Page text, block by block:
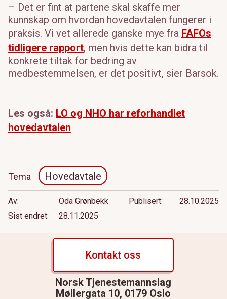
– Det er fint at partene skal skaffe mer
kunnskap om hvordan hovedavtalen fungerer i
praksis. Vi vet allerede ganske mye fra FAFOs
tidligere rapport, men hvis dette kan bidra til
konkrete tiltak for bedring av
medbestemmelsen, er det positivt, sier Barsok.
Les også: LO og NHO har reforhandlet
hovedavtalen
Tema Hovedavtale
Av Oda Grønbekk Publisert
28.10.2025
Sist endret
28.11.2025
Kontakt oss
Norsk Tjenestemannslag
Møllergata 10, 0179 Oslo